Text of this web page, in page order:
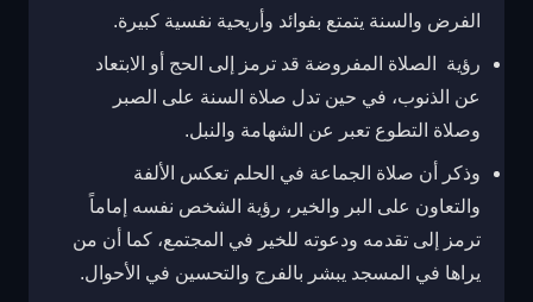
الفرض والسنة يتمتع بفوائد وأريحية نفسية كبيرة.
رؤية الصلاة المفروضة قد ترمز إلى الحج أو الابتعاد
عن الذنوب، في حين تدل صلاة السنة على الصبر
وصلاة التطوع تعبر عن الشهامة والنبل.
وذكر أن صلاة الجماعة في الحلم تعكس الألفة
والتعاون على البر والخير، رؤية الشخص نفسه إماماً
ترمز إلى تقدمه ودعوته للخير في المجتمع، كما أن من
يراها في المسجد يبشر بالفرج والتحسين في الأحوال.